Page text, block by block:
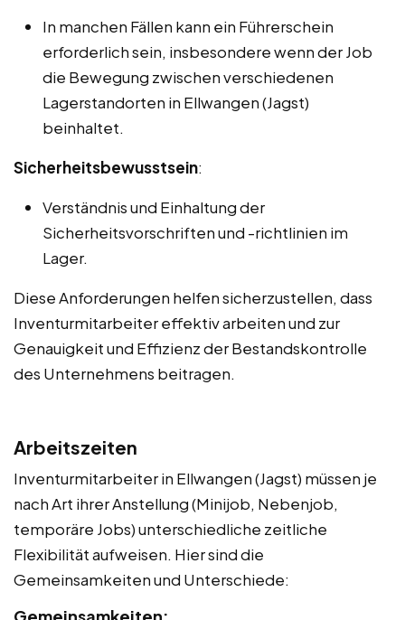
In manchen Fällen kann ein Führerschein
erforderlich sein, insbesondere wenn der Job
die Bewegung zwischen verschiedenen
Lagerstandorten in Ellwangen (Jagst)
beinhaltet.
Sicherheitsbewusstsein:
Verständnis und Einhaltung der
Sicherheitsvorschriften und -richtlinien im
Lager.
Diese Anforderungen helfen sicherzustellen, dass
Inventurmitarbeiter effektiv arbeiten und zur
Genauigkeit und Effizienz der Bestandskontrolle
des Unternehmens beitragen.
Arbeitszeiten
Inventurmitarbeiter in Ellwangen (Jagst) müssen je
nach Art ihrer Anstellung (Minijob, Nebenjob,
temporäre Jobs) unterschiedliche zeitliche
Flexibilität aufweisen. Hier sind die
Gemeinsamkeiten und Unterschiede:
Gemeinsamkeiten: